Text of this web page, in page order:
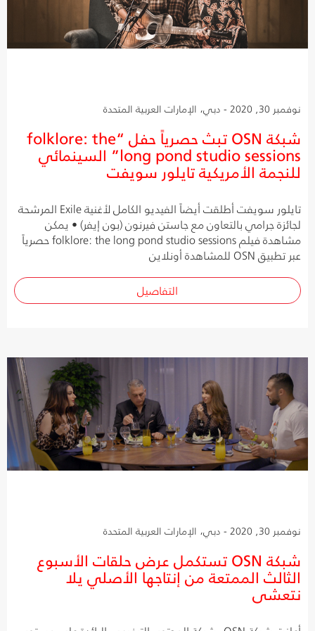
نوفمبر 30, 2020 - دبي، الإمارات العربية المتحدة
شبكة OSN تبث حصرياً حفل “folklore: the
long pond studio sessions” السينمائي
للنجمة الأمريكية تايلور سويفت
تايلور سويفت أطلقت أيضاً الفيديو الكامل لأغنية Exile المرشحة
لجائزة جرامي بالتعاون مع جاستن فيرنون (بون إيفر) • يمكن
مشاهدة فيلم folklore: the long pond studio sessions حصرياً
عبر تطبيق OSN للمشاهدة أونلاين
التفاصيل
نوفمبر 30, 2020 - دبي، الإمارات العربية المتحدة
شبكة OSN تستكمل عرض حلقات الأسبوع
الثالث الممتعة من إنتاجها الأصلي يلا
نتعشى